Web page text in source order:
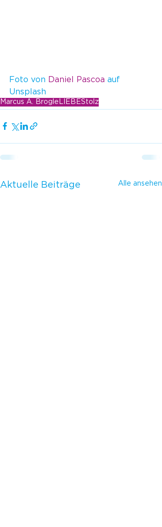
Foto von Daniel Pascoa auf
Unsplash
Marcus A. Brogle LIEBEStolz
Aktuelle Beiträge Alle ansehen